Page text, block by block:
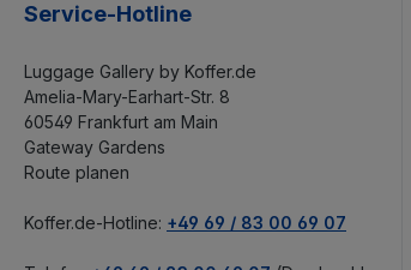
Service-Hotline
Luggage Gallery by Koffer.de
Amelia-Mary-Earhart-Str. 8
60549 Frankfurt am Main
Gateway Gardens
Route planen
Koffer.de-Hotline: +49 69 / 83 00 69 07